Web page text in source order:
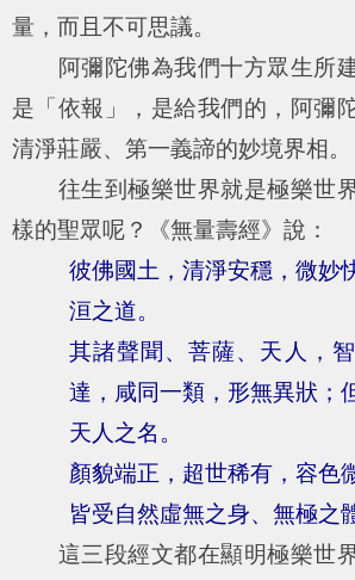
量，而且不可思議。
阿彌陀佛為我們十方眾生所
是「依報」，是給我們的，阿彌
清淨莊嚴、第一義諦的妙境界相。
往生到極樂世界就是極樂世
樣的聖眾呢？《無量壽經》說：
彼佛國土，清淨安穩，微妙
洹之道。
其諸聲聞、菩薩、天人，
達，咸同一類，形無異狀；
天人之名。
顏貌端正，超世稀有，容色
皆受自然虛無之身、無極之
這三段經文都在顯明極樂世界